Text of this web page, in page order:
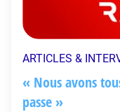
ARTICLES &
« Nous avons
passe »